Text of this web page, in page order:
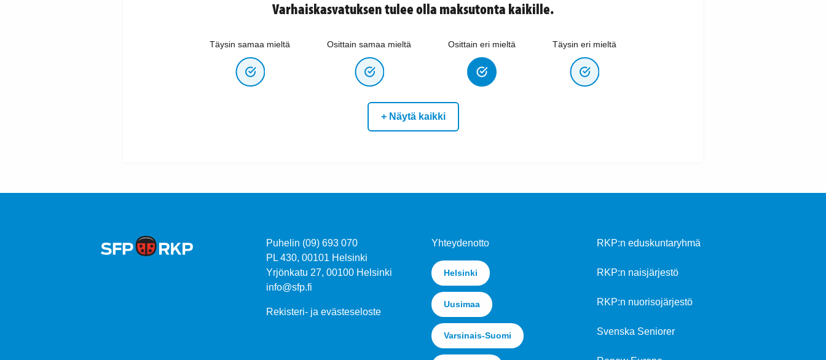
Varhaiskasvatuksen tulee olla maksutonta kaikille.
Täysin samaa mieltä Osittain samaa mieltä Osittain eri mieltä Täysin eri mieltä
+ Näytä kaikki
Puhelin (09) 693 070
PL 430, 00101 Helsinki
Yrjönkatu 27, 00100 Helsinki
info@sfp.fi
Rekisteri- ja evästeseloste
Yhteydenotto
Helsinki
Uusimaa
Varsinais-Suomi
RKP:n eduskuntaryhmä
RKP:n naisjärjestö
RKP:n nuorisojärjestö
Svenska Seniorer